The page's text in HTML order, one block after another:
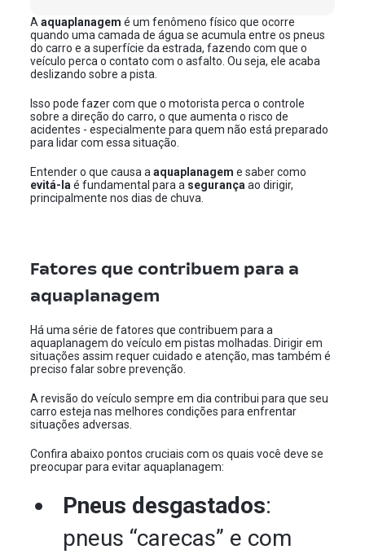
Aaquaplanagem é um fenômeno físico que ocorre
quando uma camada de água se acumula entre os pneus
do carro e a superfície da estrada, fazendo com que o
veículo perca o contato com o asfalto. Ou seja, ele acaba
deslizando sobre a pista.
Isso pode fazer com que o motorista perca o controle
sobre a direção do carro, o que aumenta o risco de
acidentes - especialmente para quem não está preparado
para lidar com essa situação.
Entender o que causa aaquaplanagem e saber como
evitá-la é fundamental para a segurança ao dirigir,
principalmente nos dias de chuva.
Fatores que contribuem para a
aquaplanagem
Há uma série de fatores que contribuem para a
aquaplanagem do veículo em pistas molhadas. Dirigir em
situações assim requer cuidado e atenção, mas também é
preciso falar sobre prevenção.
A revisão do veículo sempre em dia contribui para que seu
carro esteja nas melhores condições para enfrentar
situações adversas.
Confira abaixo pontos cruciais com os quais você deve se
preocupar para evitar aquaplanagem:
Pneus desgastados:
pneus “carecas” e com